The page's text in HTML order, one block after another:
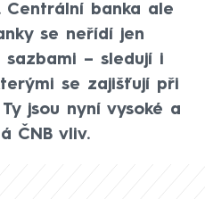
Centrální banka ale
se neřídí jen
sazbami – sledují i
se zajišťují při
jsou nyní vysoké a
ČNB vliv.